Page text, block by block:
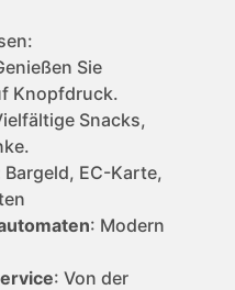
Sie
Knopfdruck.
Snacks,
Bargeld, EC-Karte,
: Modern
: Von der